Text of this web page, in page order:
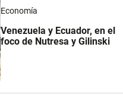
Economía
Venezuela y Ecuador, en el
foco de Nutresa y Gilinski